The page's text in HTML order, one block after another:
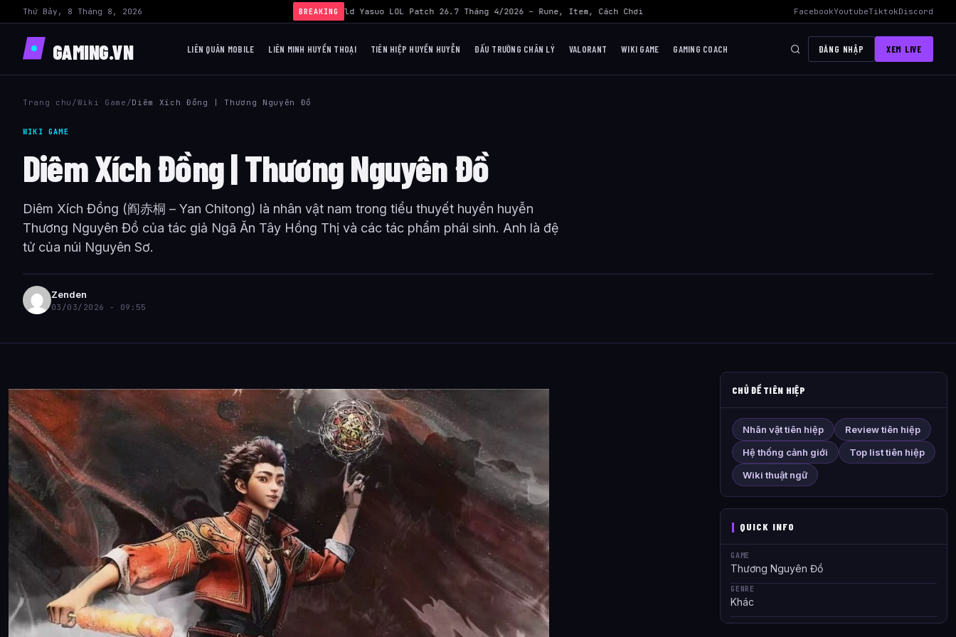
Thứ Bảy, 8 Tháng 8, 2026 BREAKING
› Build Yasuo LOL Patch 26.7 Tháng 4/2026 – Rune, Item, Cách Chơi Mid Hiệu Quả Nhất AWC 2026 Liên Quân Mobile – Lịch Thi Đấu,
FacebookYoutubeTiktokDiscord
GAMING.VN LIÊN QUÂN MOBILE LIÊN MINH HUYỀN THOẠI TIÊN HIỆP HUYỀN HUYỄN ĐẤU TRƯỜNG CHÂN LÝ VALORANT WIKI GAME GAMING COACH ĐĂNG NHẬP XEM LIVE
Trang chu /Wiki Game /Diêm Xích Đồng | Thương Nguyên Đồ
WIKI GAME
Diêm Xích Đồng | Thương Nguyên Đồ
Diêm Xích Đồng (阎赤桐 – Yan Chitong) là nhân vật nam trong tiểu thuyết huyền huyễn
Thương Nguyên Đồ của tác giả Ngã Ăn Tây Hồng Thị và các tác phẩm phái sinh. Anh là đệ
tử của núi Nguyên Sơ.
Zenden
03/03/2026 - 09:55
CHỦ ĐỀ TIÊN HIỆP
Nhân vật tiên hiệp
Review tiên hiệp
Hệ thống cảnh giới
Top list tiên hiệp
Wiki thuật ngữ
QUICK INFO
GAME
Thương Nguyên Đồ
GENRE
Khác